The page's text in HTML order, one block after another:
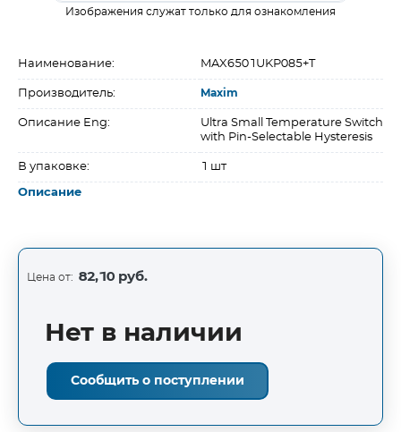
Изображения служат только для ознакомления
Наименование: MAX6501UKP085+T
Производитель: Maxim
Описание Eng:
Ultra Small Temperature Switch
with Pin-Selectable Hysteresis
В упаковке: 1 шт
Описание
Цена от: 82,10 руб.
Нет в наличии
Сообщить о поступлении